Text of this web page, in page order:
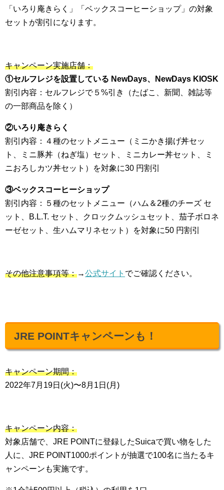
「いろり庵きらく」「ベックスコーヒーショップ」の対象
セットが割引になります。
キャンペーン実施店舗：
①セルフレジを設置している NewDays、NewDays KIOSK
割引内容：セルフレジで５%引き（たばこ、新聞、雑誌等
の一部商品を除く）
②いろり庵きらく
割引内容：４種のセットメニュー（ミニかき揚げ丼セッ
ト、ミニ豚丼（ねぎ塩）セット、ミニカレー丼セット、ミ
ニおろしカツ丼セット）を対象に30 円割引
③ベックスコーヒーショップ
割引内容：５種のセットメニュー（ハム＆2種のチーズ セ
ット、B.L.T. セット、クロックムッシュセット、茄子ボロネ
ーゼセット、生ハムマリネセット）を対象に50 円割引
その他注意事項等：→公式サイト でご確認ください。
JRE POINTキャンペーンも！
キャンペーン期間：
2022年7月19日(火)〜8月1日(月)
キャンペーン内容：
対象店舗で、JRE POINTに登録したSuicaで買い物をした
人に、JRE POINT1000ポイントが抽選で100名に当たるキ
ャンペーンも実施です。